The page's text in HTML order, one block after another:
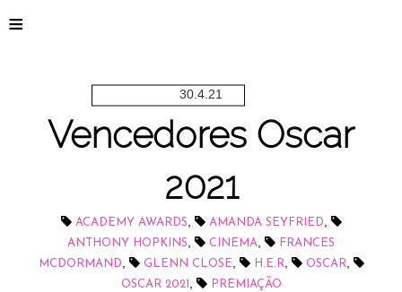
≡
30.4.21
Vencedores Oscar
2021
ACADEMY AWARDS, AMANDA SEYFRIED,
ANTHONY HOPKINS, CINEMA,
FRANCES
MCDORMAND, GLENN CLOSE, H.E.R, OSCAR,
OSCAR 2021 , PREMIAÇÃO